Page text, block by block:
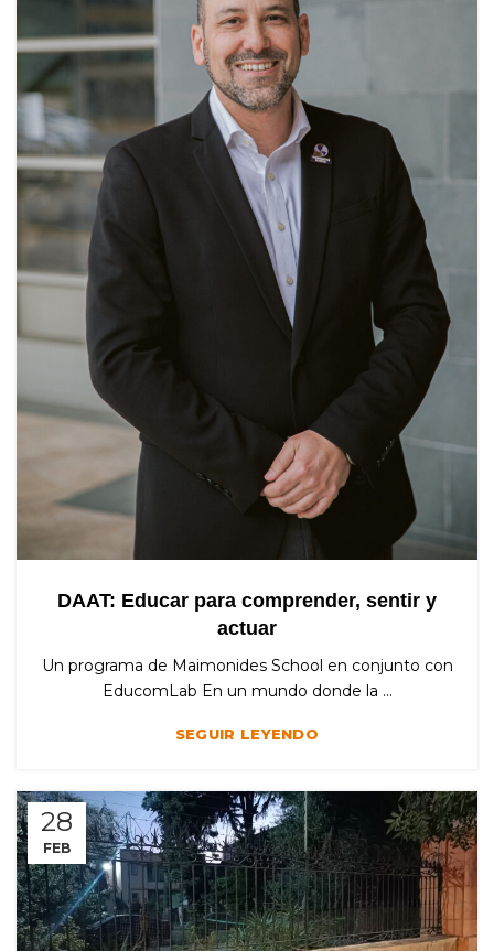
DAAT: Educar para comprender, sentir y
actuar
Un programa de Maimonides School en conjunto con
EducomLab En un mundo donde la ...
SEGUIR LEYENDO
28
FEB